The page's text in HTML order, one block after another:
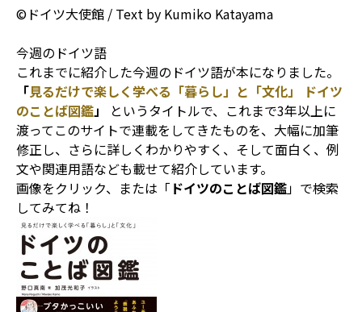
©ドイツ大使館 / Text by Kumiko Katayama
今週のドイツ語
これまでに紹介した今週のドイツ語が本になりました。
「見るだけで楽しく学べる「暮らし」と「文化」 ドイツ
のことば図鑑」
というタイトルで、これまで3年以上に
渡ってこのサイトで連載をしてきたものを、大幅に加筆
修正し、さらに詳しくわかりやすく、そして面白く、例
文や関連用語なども載せて紹介しています。
画像をクリック、または「 ドイツのことば図鑑」で検索
してみてね！